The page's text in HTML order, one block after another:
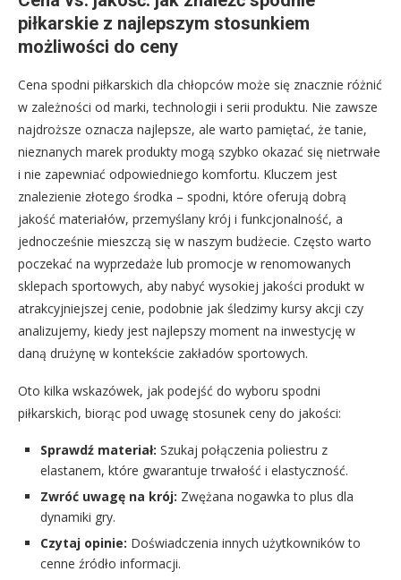
piłkarskie z najlepszym stosunkiem
możliwości do ceny
Cena spodni piłkarskich dla chłopców może się znacznie różnić
w zależności od marki, technologii i serii produktu. Nie zawsze
najdroższe oznacza najlepsze, ale warto pamiętać, że tanie,
nieznanych marek produkty mogą szybko okazać się nietrwałe
i nie zapewniać odpowiedniego komfortu. Kluczem jest
znalezienie złotego środka – spodni, które oferują dobrą
jakość materiałów, przemyślany krój i funkcjonalność, a
jednocześnie mieszczą się w naszym budżecie. Często warto
poczekać na wyprzedaże lub promocje w renomowanych
sklepach sportowych, aby nabyć wysokiej jakości produkt w
atrakcyjniejszej cenie, podobnie jak śledzimy kursy akcji czy
analizujemy, kiedy jest najlepszy moment na inwestycję w
daną drużynę w kontekście zakładów sportowych.
Oto kilka wskazówek, jak podejść do wyboru spodni
piłkarskich, biorąc pod uwagę stosunek ceny do jakości:
Sprawdź materiał: Szukaj połączenia poliestru z
elastanem, które gwarantuje trwałość i elastyczność.
Zwróć uwagę na krój: Zwężana nogawka to plus dla
dynamiki gry.
Czytaj opinie: Doświadczenia innych użytkowników to
cenne źródło informacji.